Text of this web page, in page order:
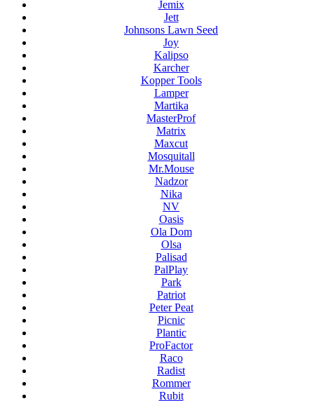
Jemix
Jett
Johnsons Lawn Seed
Joy
Kalipso
Karcher
Kopper Tools
Lamper
Martika
MasterProf
Matrix
Maxcut
Mosquitall
Mr.Mouse
Nadzor
Nika
NV
Oasis
Ola Dom
Olsa
Palisad
PalPlay
Park
Patriot
Peter Peat
Picnic
Plantic
ProFactor
Raco
Radist
Rommer
Rubit